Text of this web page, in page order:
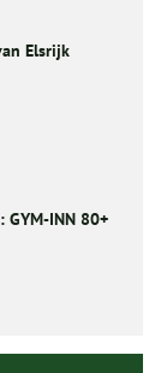
Elsrijk
INN 80+